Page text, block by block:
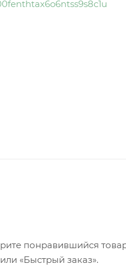
понравившийся
«Быстрый заказ».